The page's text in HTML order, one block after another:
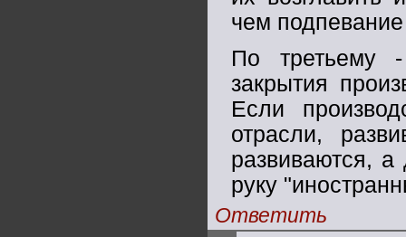
чем
По третьему
закрытия
Если
отрасли,
развиваются, а
руку
Ответить